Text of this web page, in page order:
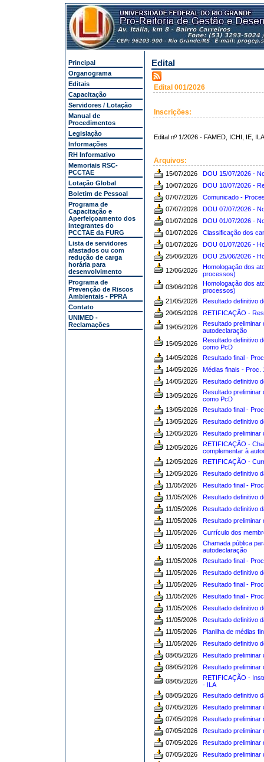
Principal
Organograma
Editais
Capacitação
Servidores / Lotação
Manual de
Procedimentos
Legislação
Informações
RH Informativo
Memoriais RSC-
PCCTAE
Lotação Global
Boletim de Pessoal
Programa de
Capacitação e
Aperfeiçoamento dos
Integrantes do
PCCTAE da FURG
Lista de servidores
afastados ou com
redução de carga
horária para
desenvolvimento
Programa de
Prevenção de Riscos
Ambientais - PPRA
Contato
UNIMED -
Reclamações
Edital
Edital 001/2026
Inscrições:
Edital nº 1/2026 - FAMED, ICHI, IE,
Arquivos:
15/07/2026
DOU 15/07/2026 -
10/07/2026
DOU 10/07/2026 -
07/07/2026
Comunicado -
07/07/2026
DOU 07/07/2026 -
01/07/2026
DOU 01/07/2026 -
01/07/2026
Classificação dos
01/07/2026
DOU 01/07/2026 -
25/06/2026
DOU 25/06/2026 -
12/06/2026
Homologação dos
processos)
03/06/2026
Homologação dos
processos)
21/05/2026
Resultado definitivo
20/05/2026
RETIFICAÇÃO -
19/05/2026
Resultado preliminar
autodeclaração
15/05/2026
Resultado definitivo
como PcD
14/05/2026
Resultado final -
14/05/2026
Médias finais - Proc.
14/05/2026
Resultado definitivo
13/05/2026
Resultado preliminar
como PcD
13/05/2026
Resultado final -
13/05/2026
Resultado definitivo
12/05/2026
Resultado preliminar
12/05/2026
RETIFICAÇÃO -
complementar à
12/05/2026
RETIFICAÇÃO -
12/05/2026
Resultado definitivo
11/05/2026
Resultado final -
11/05/2026
Resultado definitivo
11/05/2026
Resultado definitivo
11/05/2026
Resultado preliminar
11/05/2026
Currículo dos
11/05/2026
Chamada pública
autodeclaração
11/05/2026
Resultado final -
11/05/2026
Resultado definitivo
11/05/2026
Resultado final -
11/05/2026
Resultado final -
11/05/2026
Resultado definitivo
11/05/2026
Resultado definitivo
11/05/2026
Planilha de médias
11/05/2026
Resultado definitivo
08/05/2026
Resultado preliminar
08/05/2026
Resultado preliminar
08/05/2026
RETIFICAÇÃO -
- ILA
08/05/2026
Resultado definitivo
07/05/2026
Resultado preliminar
07/05/2026
Resultado preliminar
07/05/2026
Resultado preliminar
07/05/2026
Resultado preliminar
07/05/2026
Resultado preliminar